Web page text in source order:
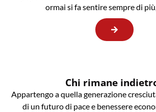
ormai si fa sentire sempre di
Chi rimane
Appartengo a quella generazione
di un futuro di pace e benessere